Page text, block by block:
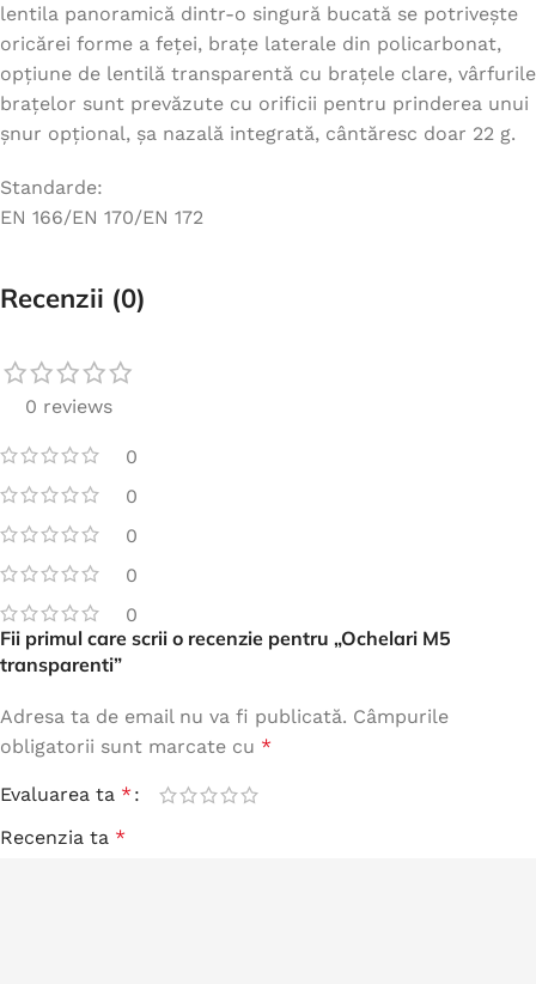
lentila panoramică dintr-o singură bucată se potrivește
oricărei forme a feței, brațe laterale din policarbonat,
opțiune de lentilă transparentă cu brațele clare, vârfurile
brațelor sunt prevăzute cu orificii pentru prinderea unui
șnur opțional, șa nazală integrată, cântăresc doar 22 g.
Standarde:
EN 166/EN 170/EN 172
Recenzii (0)
0 reviews
0
0
0
0
0
Fii primul care scrii o recenzie pentru „Ochelari M5
transparenti”
Adresa ta de email nu va fi publicată. Câmpurile
obligatorii sunt marcate cu *
Evaluarea ta *
Recenzia ta *